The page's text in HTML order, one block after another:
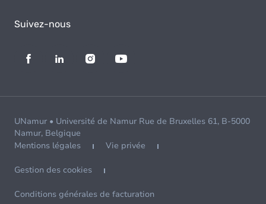
Suivez-nous
UNamur • Université de Namur Rue de Bruxelles 61, B-5000
Namur, Belgique
Mentions légales
Vie privée
Gestion des cookies
Conditions générales de facturation